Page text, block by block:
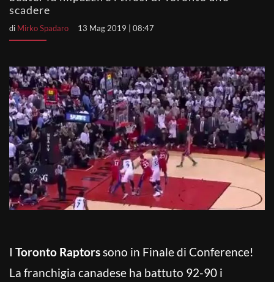
scadere
di Mirko Spadaro 13 Mag 2019 | 08:47
I Toronto Raptorssono in Finale di Conference!
La franchigia canadese ha battuto 92-90 i